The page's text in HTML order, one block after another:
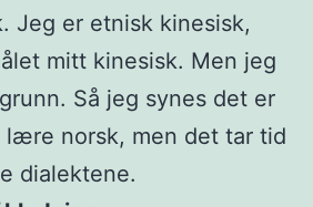
Jeg er etnisk kinesisk,
mitt kinesisk. Men jeg
Så jeg synes det er
lære norsk, men det tar tid
dialektene.